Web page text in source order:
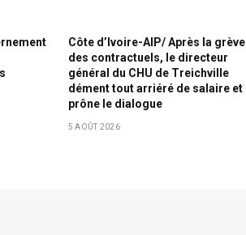
Côte d’Ivoire-AIP/ Après la grève
des contractuels, le directeur
général du CHU de Treichville
dément tout arriéré de salaire et
prône le dialogue
5 AOÛT 2026